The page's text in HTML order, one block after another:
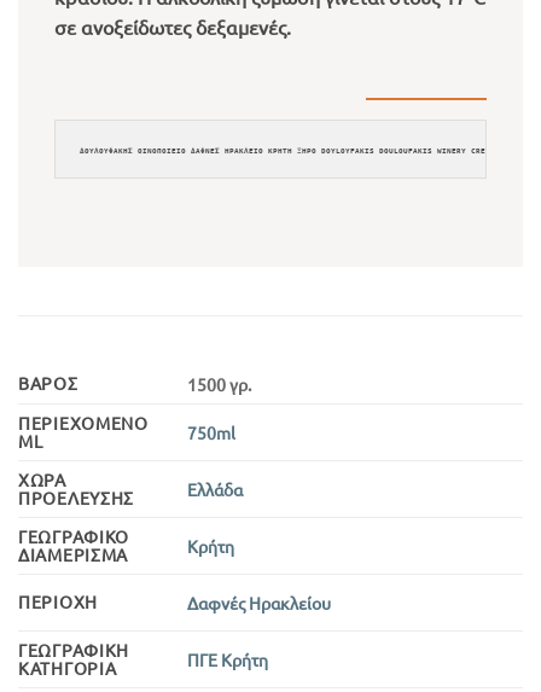
σε ανοξείδωτες δεξαμενές.
ΔΟΥΛΟΥΦΑΚΗΣ ΟΙΝΟΠΟΙΕΙΟ ΔΑΦΝΕΣ ΗΡΑΚΛΕΙΟ ΚΡΗΤΗ ΞΗΡΟ DOYLOYFAKIS DOULOUFAKIS WINERY CRETE
ΒΆΡΟΣ
1500 γρ.
ΠΕΡΙΕΧΌΜΕΝΟ
ML
750ml
ΧΏΡΑ
ΠΡΟΈΛΕΥΣΗΣ
Ελλάδα
ΓΕΩΓΡΑΦΙΚΌ
ΔΙΑΜΈΡΙΣΜΑ
Κρήτη
ΠΕΡΙΟΧΉ Δαφνές Ηρακλείου
ΓΕΩΓΡΑΦΙΚΉ
ΚΑΤΗΓΟΡΊΑ
ΠΓΕ Κρήτη